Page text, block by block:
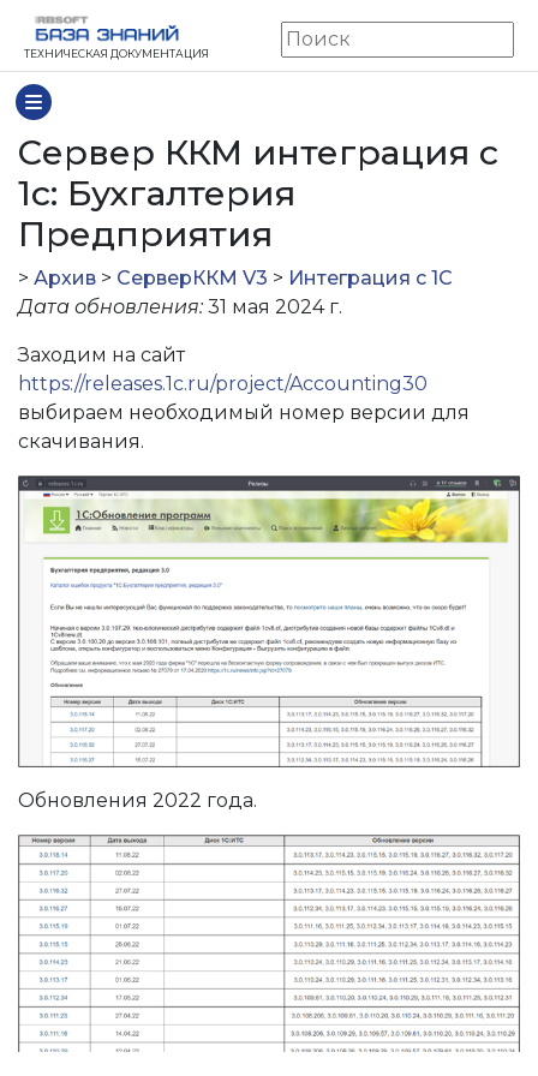
ТЕХНИЧЕСКАЯ ДОКУМЕНТАЦИЯ
Cервер ККМ интеграция с
1с: Бухгалтерия
Предприятия
> Архив > СерверККМ V3 > Интеграция с 1С
Дата обновления: 31 мая 2024 г.
Заходим на сайт
https://releases.1c.ru/project/Accounting30
выбираем необходимый номер версии для
скачивания.
Обновления 2022 года.